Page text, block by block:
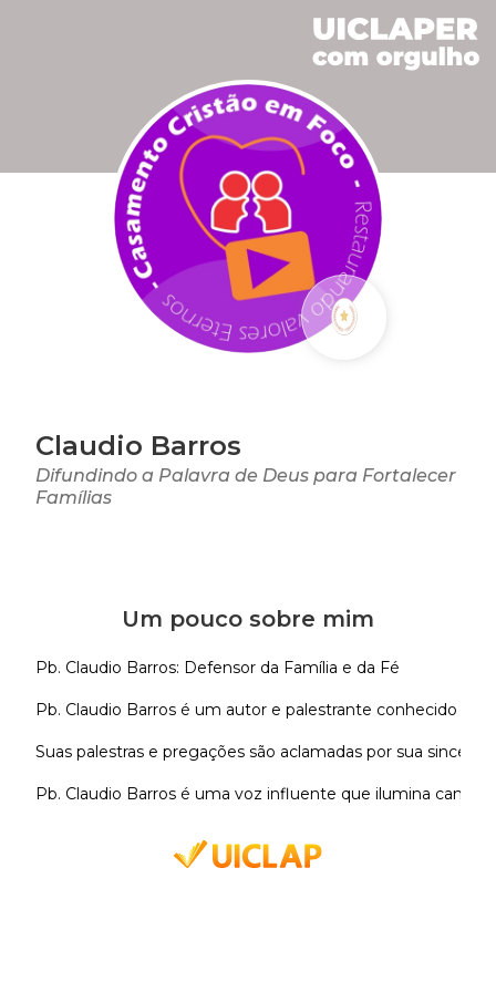
Claudio Barros
Difundindo a Palavra de Deus para Fortalecer
Famílias
Um pouco sobre mim
Pb. Claudio Barros: Defensor da Família e da Fé
Pb. Claudio Barros é um autor e palestrante conhecido
Suas palestras e pregações são aclamadas por sua
Pb. Claudio Barros é uma voz influente que ilumina